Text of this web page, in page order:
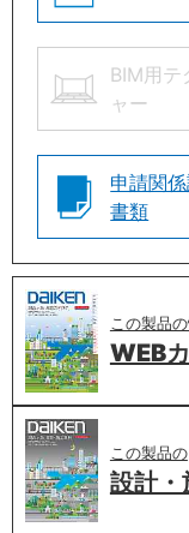
BIM用テ
ャー
申請関
書類
この製品
WEB
この製品の
設計・